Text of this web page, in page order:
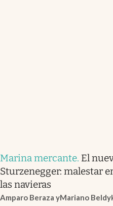
Marina mercante. El
Sturzenegger: malestar
las navieras
Amparo Beraza yMariano